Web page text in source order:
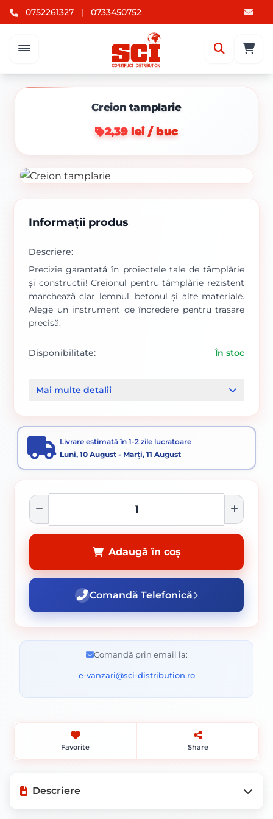
0752261327 | 0733450752
Creion tamplarie
2,39 lei / buc
Informații produs
Descriere:
Precizie garantată în proiectele tale de tâmplărie
și construcții! Creionul pentru tâmplărie rezistent
marchează clar lemnul, betonul și alte materiale.
Alege un instrument de încredere pentru trasare
precisă.
Disponibilitate: În stoc
Mai multe detalii
Livrare estimată în 1-2 zile lucratoare
Luni, 10 August - Marți, 11 August
Adaugă în coș
Comandă Telefonică
Comandă prin email la:
e-vanzari@sci-distribution.ro
Favorite Share
Descriere